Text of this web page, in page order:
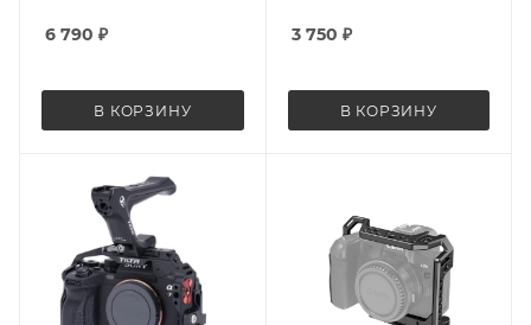
6 790 ₽
В КОРЗИНУ
3 750 ₽
В КОРЗИНУ